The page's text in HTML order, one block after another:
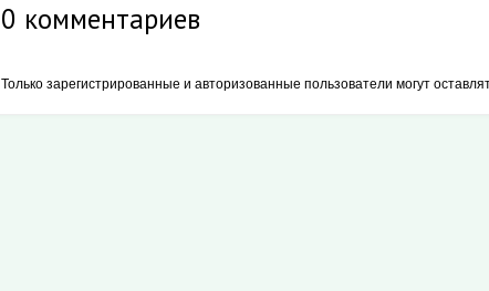
0 комментариев
Только зарегистрированные и авторизованные пользователи могут